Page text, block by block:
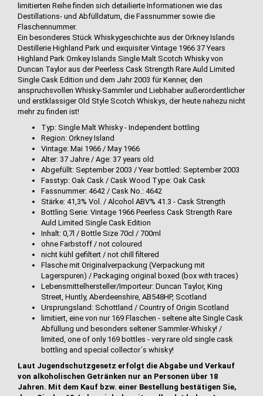
limitierten Reihe finden sich detailierte Informationen wie das
Destillations- und Abfülldatum, die Fassnummer sowie die
Flaschennummer.
Ein besonderes Stück Whiskygeschichte aus der Orkney Islands
Destillerie Highland Park und exquisiter Vintage 1966 37 Years
Highland Park Ornkey Islands Single Malt Scotch Whisky von
Duncan Taylor aus der Peerless Cask Strength Rare Auld Limited
Single Cask Edition und dem Jahr 2003 für Kenner, den
anspruchsvollen Whisky-Sammler und Liebhaber außerordentlicher
und erstklassiger Old Style Scotch Whiskys, der heute nahezu nicht
mehr zu finden ist!
Typ: Single Malt Whisky - Independent bottling
Region: Orkney Island
Vintage: Mai 1966 / May 1966
Alter: 37 Jahre / Age: 37 years old
Abgefüllt: September 2003 / Year bottled: September 2003
Fasstyp: Oak Cask / Cask Wood Type: Oak Cask
Fassnummer: 4642 / Cask No.: 4642
Stärke: 41,3% Vol. / Alcohol ABV% 41.3 - Cask Strength
Bottling Serie: Vintage 1966 Peerless Cask Strength Rare
Auld Limited Single Cask Edition
Inhalt: 0,7l / Bottle Size 70cl / 700ml
ohne Farbstoff / not coloured
nicht kühl gefiltert / not chill filtered
Flasche mit Originalverpackung (Verpackung mit
Lagerspuren) / Packaging original boxed (box with traces)
Lebensmittelhersteller/Importeur: Duncan Taylor, King
Street, Huntly, Aberdeenshire, AB548HP, Scotland
Ursprungsland: Schottland / Country of Origin Scotland
limitiert, eine von nur 169 Flaschen - seltene alte Single Cask
Abfüllung und besonders seltener Sammler-Whisky! /
limited, one of only 169 bottles - very rare old single cask
bottling and special collector´s whisky!
Laut Jugendschutzgesetz erfolgt die Abgabe und Verkauf
von alkoholischen Getränken nur an Personen über 18
Jahren. Mit dem Kauf bzw. einer Bestellung bestätigen Sie,